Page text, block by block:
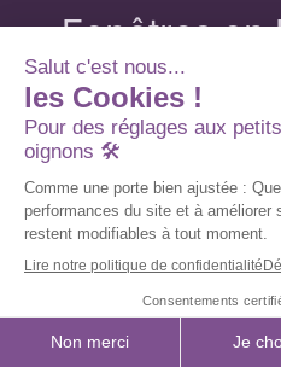
Fenêtres en
que
Selon le type de projet,
esthétiques, plusieurs